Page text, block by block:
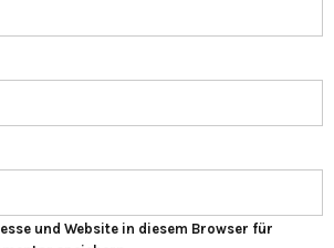
und Website in diesem Browser für